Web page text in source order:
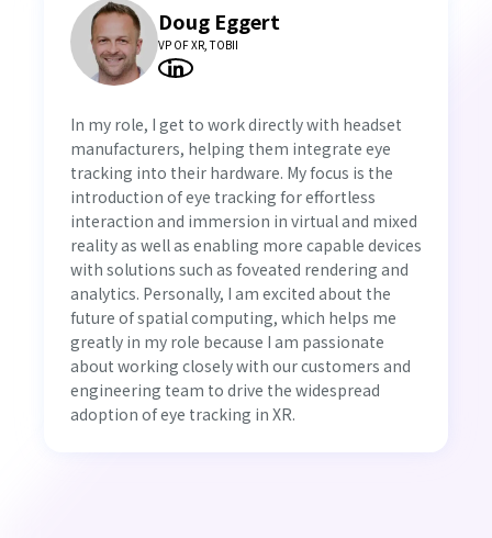
Doug Eggert
VP OF XR, TOBII
In my role, I get to work directly with headset
manufacturers, helping them integrate eye
tracking into their hardware. My focus is the
introduction of eye tracking for effortless
interaction and immersion in virtual and mixed
reality as well as enabling more capable devices
with solutions such as foveated rendering and
analytics. Personally, I am excited about the
future of spatial computing, which helps me
greatly in my role because I am passionate
about working closely with our customers and
engineering team to drive the widespread
adoption of eye tracking in XR.